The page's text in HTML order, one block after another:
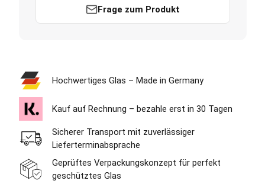
Frage zum Produkt
Hochwertiges Glas – Made in Germany
Kauf auf Rechnung – bezahle erst in 30 Tagen
Sicherer Transport mit zuverlässiger
Lieferterminabsprache
Geprüftes Verpackungskonzept für perfekt
geschütztes Glas